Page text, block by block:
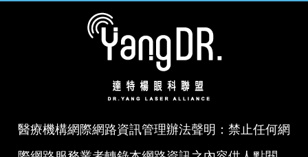
醫療機構網際網路資訊管理辦法聲明：禁止任何網